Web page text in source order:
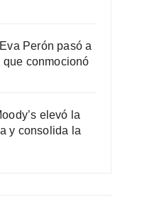
Perón pasó a
que conmocionó
elevó la
y consolida la